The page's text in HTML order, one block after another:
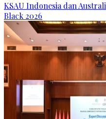
KSAU Indonesia dan
Black 2026